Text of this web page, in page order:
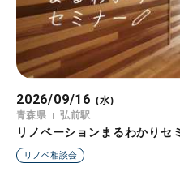
2026/09/16 (水)
青森県
弘前駅
リノベーションまるわかりセ
リノベ相談会